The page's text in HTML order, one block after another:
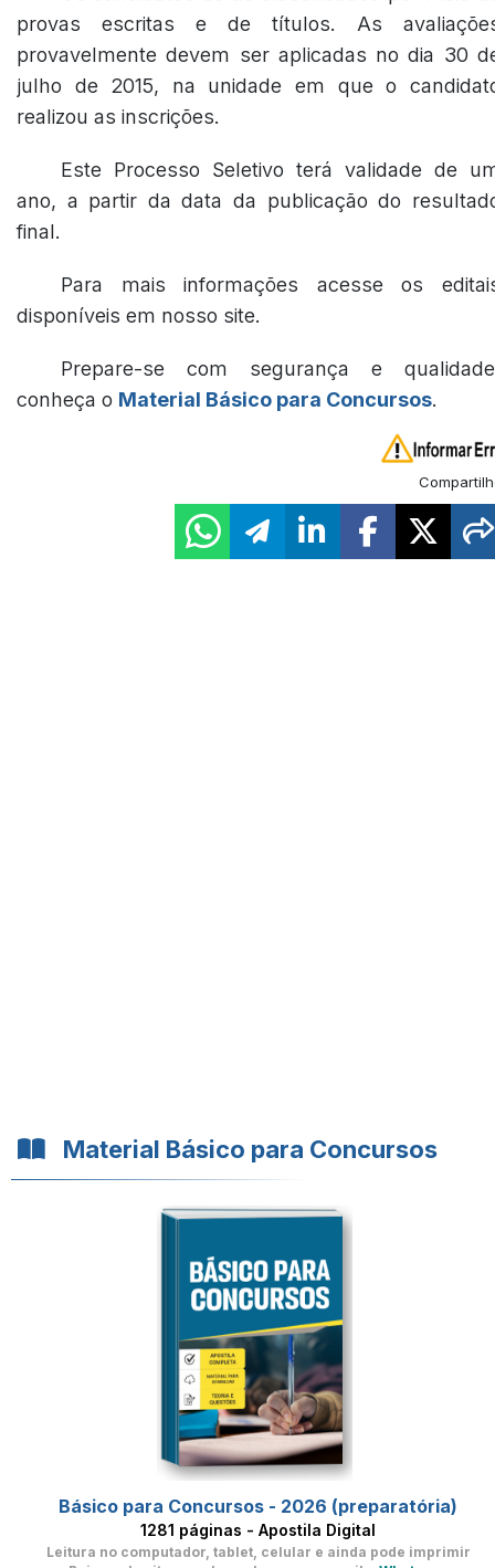
provas escritas e de títulos. As
provavelmente devem ser aplicadas no dia 30
julho de 2015, na unidade em que o
realizou as inscrições.
Este Processo Seletivo terá validade de
ano, a partir da data da publicação do
final.
Para mais informações acesse os
disponíveis em nosso site.
Prepare-se com segurança e
conheça o Material Básico para Concursos.
Material Básico para Concursos
Básico para Concursos - 2026 (preparatória)
1281 páginas - Apostila Digital
Leitura no computador, tablet, celular e ainda pode imprimir